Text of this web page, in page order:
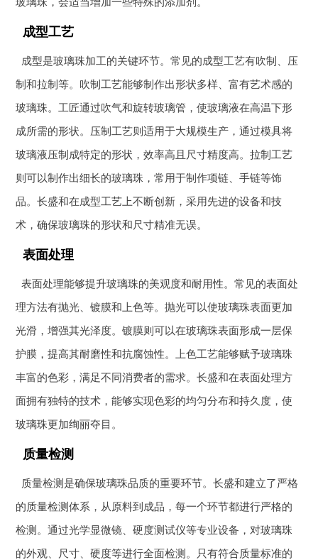
成型工艺
成型是玻璃珠加工的关键环节。常见的成型工艺有吹制、压
制和拉制等。吹制工艺能够制作出形状多样、富有艺术感的
玻璃珠。工匠通过吹气和旋转玻璃管，使玻璃液在高温下形
成所需的形状。压制工艺则适用于大规模生产，通过模具将
玻璃液压制成特定的形状，效率高且尺寸精度高。拉制工艺
则可以制作出细长的玻璃珠，常用于制作项链、手链等饰
品。长盛和在成型工艺上不断创新，采用先进的设备和技
术，确保玻璃珠的形状和尺寸精准无误。
表面处理
表面处理能够提升玻璃珠的美观度和耐用性。常见的表面处
理方法有抛光、镀膜和上色等。抛光可以使玻璃珠表面更加
光滑，增强其光泽度。镀膜则可以在玻璃珠表面形成一层保
护膜，提高其耐磨性和抗腐蚀性。上色工艺能够赋予玻璃珠
丰富的色彩，满足不同消费者的需求。长盛和在表面处理方
面拥有独特的技术，能够实现色彩的均匀分布和持久度，使
玻璃珠更加绚丽夺目。
质量检测
质量检测是确保玻璃珠品质的重要环节。长盛和建立了严格
的质量检测体系，从原料到成品，每一个环节都进行严格的
检测。通过光学显微镜、硬度测试仪等专业设备，对玻璃珠
的外观、尺寸、硬度等进行全面检测。只有符合质量标准的